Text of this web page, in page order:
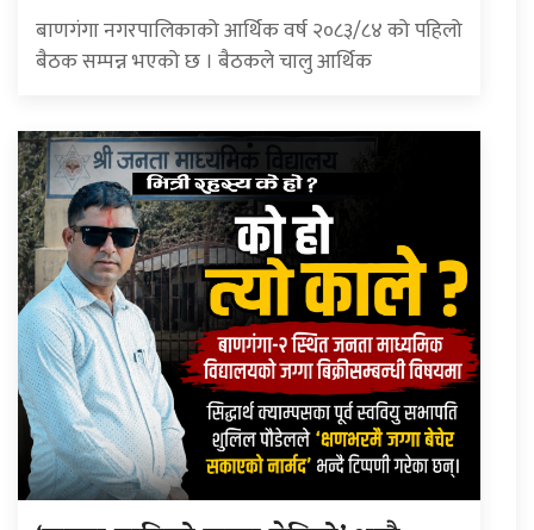
बाणगंगा नगरपालिकाको आर्थिक वर्ष २०८३/८४ को पहिलो
बैठक सम्पन्न भएको छ । बैठकले चालु आर्थिक